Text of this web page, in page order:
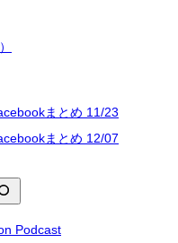
まとめ 11/23
まとめ 12/07